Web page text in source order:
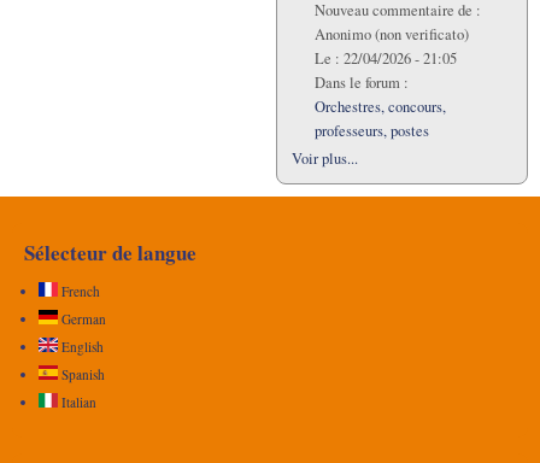
Nouveau commentaire de :
Anonimo (non verificato)
Le : 22/04/2026 - 21:05
Dans le forum :
Orchestres, concours,
professeurs, postes
Voir plus...
Sélecteur de langue
French
German
English
Spanish
Italian